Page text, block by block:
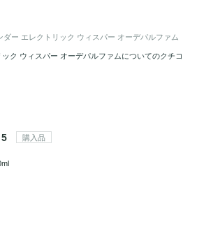
ダー エレクトリック ウィスパー オーデパルファム
ク ウィスパー オーデパルファムについてのクチコ
5 購入品